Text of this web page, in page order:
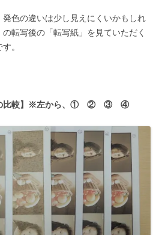
色の違いは少し見えにくいかもしれ
転写後の「転写紙」を見ていただく
。
紙の比較】※左から、① ② ③ ④